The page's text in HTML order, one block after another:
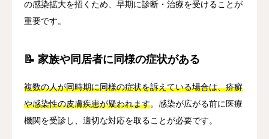
の感染拡大を招くため、早期に診断・治療を受けることが
重要です。
📝 家族や同居者に同様の症状がある
複数の人が同時期に同様の症状を訴えている場合は、疥癬
や感染性の皮膚疾患が疑われます。感染が広がる前に医療
機関を受診し、適切な対応を取ることが必要です。